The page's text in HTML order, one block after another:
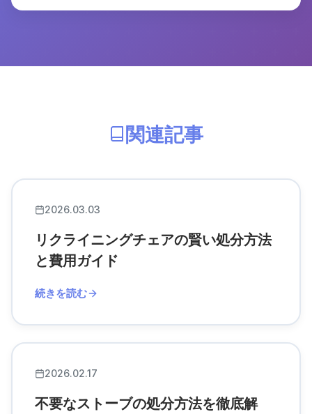
関連記事
2026.03.03
リクライニングチェアの賢い処分方法
と費用ガイド
続きを読む
2026.02.17
不要なストーブの処分方法を徹底解